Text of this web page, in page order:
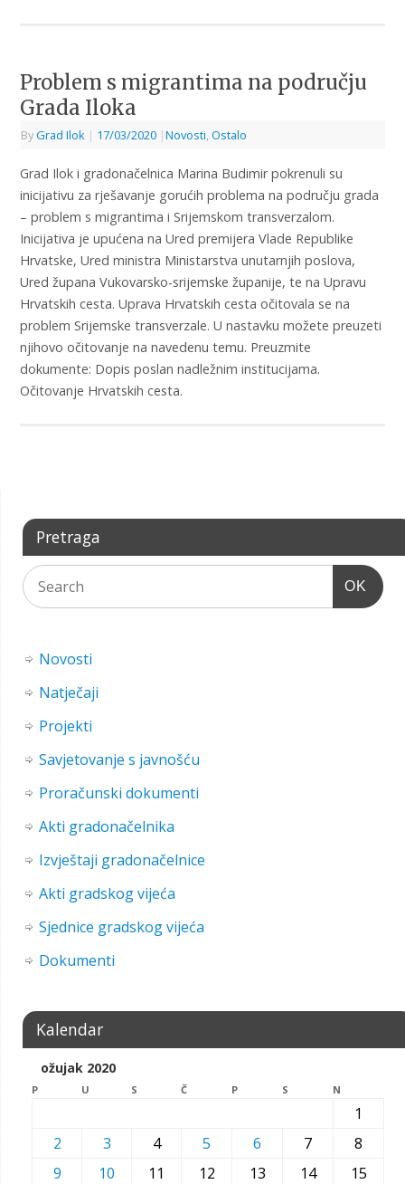
Problem s migrantima na području
Grada Iloka
ByGrad Ilok | 17/03/2020 |Novosti, Ostalo
Grad Ilok i gradonačelnica Marina Budimir pokrenuli su
inicijativu za rješavanje gorućih problema na području grada
– problem s migrantima i Srijemskom transverzalom.
Inicijativa je upućena na Ured premijera Vlade Republike
Hrvatske, Ured ministra Ministarstva unutarnjih poslova,
Ured župana Vukovarsko-srijemske županije, te na Upravu
Hrvatskih cesta. Uprava Hrvatskih cesta očitovala se na
problem Srijemske transverzale. U nastavku možete preuzeti
njihovo očitovanje na navedenu temu. Preuzmite
dokumente: Dopis poslan nadležnim institucijama.
Očitovanje Hrvatskih cesta.
Pretraga
OK
Novosti
Natječaji
Projekti
Savjetovanje s javnošću
Proračunski dokumenti
Akti gradonačelnika
Izvještaji gradonačelnice
Akti gradskog vijeća
Sjednice gradskog vijeća
Dokumenti
Kalendar
ožujak 2020
P U S Č P S N
1
2
3 4 5 6 7
8
9
10 11 12 13 14
15